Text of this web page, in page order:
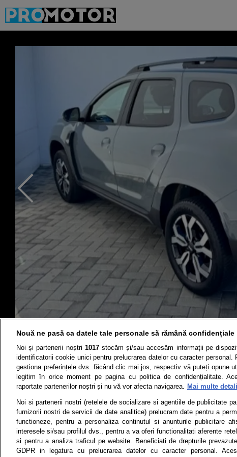
Știri Test drive
Politica de
Toate drepturile rezervate | Citarea
monitorizare) nu poate
Nouă ne pasă ca datele tale personale să rămână confidențiale
Noi și partenerii noștri 1017stocăm și/sau accesăm informații pe
identificatorii cookie unici pentru prelucrarea datelor cu caracter personal.
gestiona preferințele dvs. făcând clic mai jos, respectiv vă puteți opune
legitim în orice moment pe pagina cu politica de confidențialitate.
raportate partenerilor noștri și nu vă vor afecta navigarea. Mai multe
Noi si partenerii nostri (retelele de socializare si agentiile de publicitate
furnizorii nostri de servicii de date analitice) prelucram date pentru a
functioneze, pentru a personaliza continutul si anunturile publicitare
interesele si/sau profilul dvs., pentru a va oferi functionalitati aferente
si pentru a analiza traficul pe website. Beneficiati de drepturile
GDPR in legatura cu prelucrarea datelor cu caracter personal.